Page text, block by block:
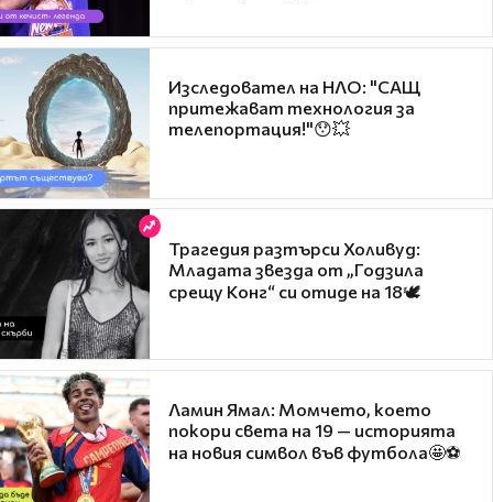
Изследовател на НЛО: "САЩ
притежават технология за
телепортация!"😯💥
Трагедия разтърси Холивуд:
Младата звезда от „Годзила
срещу Конг“ си отиде на 18🕊️
Ламин Ямал: Момчето, което
покори света на 19 — историята
на новия символ във футбола🤩⚽